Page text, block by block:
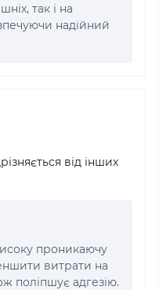
так і на
надійний
від інших
проникаючу
витрати на
поліпшує адгезію.